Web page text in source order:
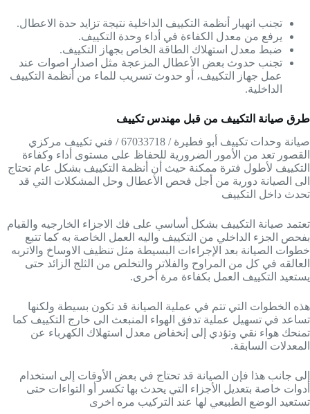
تجنب انهيار أنظمة التكييف الداخلية نتيجة تزايد حدة الاعطال.
يرفع من معدل الكفاءة في أداء وحدة التكييف.
ضبط معدل استهلاك الطاقة الخاص بجهاز التكييف.
تجنب حدوث بعض الأعطال المزعجة مثل اصدار اصوات عند
عمل جهاز التكييف، أو حدوث تسريب للماء من أنظمة التكييف
الداخلية.
طرق صيانة التكييف من قبل مهندس تكييف
صيانة وحدات تكييف أبو فطيرة / 67033718 / فني تكييف مركزي
القصور تعد من الأمور الضرورية للحفاظ على مستوى أداء وكفاءة
التكييف لأطول فترة ممكنة حيث أن أنظمة التكييف بشكل عام تحتاج
الى الصيانة دورية من أجل فحص الأعطال وحل المشكلات التي قد
تحدث داخل التكييف
تعتمد صيانة التكييف بشكل أساسي على فك الاجزاء الخارجيه والقيام
بفحص الجزء الداخلي من التكييف واليه العمل الخاصة به كما تتبع
خطوات الصيانة بعد الإجراءات البسيطة مثل تنظيف الاوساخ والاتربه
العالقه في كل من المراوح والفلاتر والتخلص من الثلج الزائد حتى
يستعيد التكييف العمل بكفاءة مرة أخرى.
هذه الخطوات التي تتم في عملية الصيانة قد تكون بسيطة ولكنها
تساعد في تسهيل عملية تدفق الهواء المنبعث الى خارج التكييف كما
تمنحك هواء نقي وتؤدي إلى إنخفاض معدل استهلاك الكهرباء عن
المعدلات السابقة.
إلى جانب هذا فإن الصيانة قد تحتاج في بعض الأوقات إلى استخدام
أدوات خاصة بتعديل الأجزاء التي يحدث بها تكسر أو التواءات حتى
تستعيد الوضع الطبيعي لها عند التركيب مره اخرى